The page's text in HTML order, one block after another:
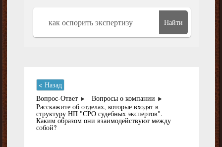
Найти
< Назад
Вопрос-Ответ
Вопросы о компании
Расскажите об отделах, которые входят в
структуру НП "СРО судебных экспертов".
Каким образом они взаимодействуют между
собой?